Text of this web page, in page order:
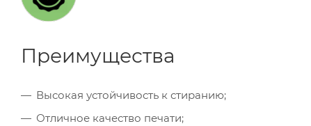
Преимущества
Высокая устойчивость к стиранию;
Отличное качество печати;